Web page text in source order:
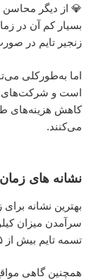
💎 از دیگر محاسن
بسیار کم آن در
زنجیر تایم در
اما به‌طورکلی
است و شرکت‌های
کاهش هزینه‌های
می‌کنند.
نشانه های
بهترین نشانه
سرآمدن میزان
تسمه تایم بیش از ۵ سال گذشته باشد.
همچنین گاهی